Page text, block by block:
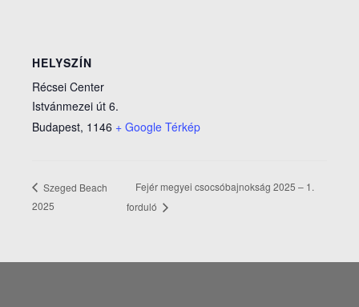
HELYSZÍN
Récsei Center
Istvánmezei út 6.
Budapest, 1146 + Google Térkép
Szeged Beach
2025
Fejér megyei csocsóbajnokság 2025 – 1.
forduló